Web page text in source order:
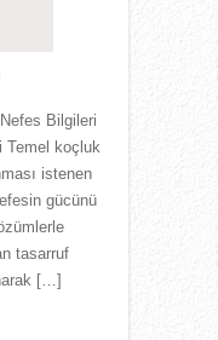
Bilgileri
Temel koçluk
istenen
gücünü
tasarruf
[…]